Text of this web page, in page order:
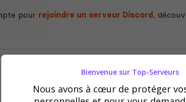
pour rejoindre un serveur Discord,
Bienvenue sur Top-Serveurs
Nous avons à cœur de protéger